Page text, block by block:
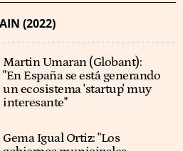
(2022)
Martin Umaran (Globant):
"En España se está generando
un ecosistema 'startup' muy
interesante"
Gema Igual Ortiz: "Los